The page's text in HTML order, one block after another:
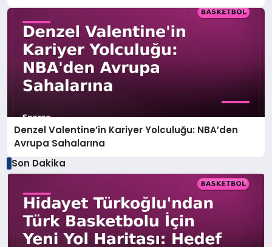
Denzel Valentine’in Kariyer Yolculuğu: NBA’den
Avrupa Sahalarına
Son Dakika